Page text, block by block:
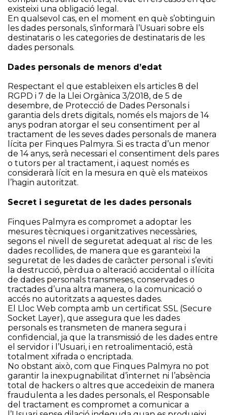
existeixi una obligació legal.
En qualsevol cas, en el moment en què s’obtinguin
les dades personals, s’informarà l’Usuari sobre els
destinataris o les categories de destinataris de les
dades personals.
Dades personals de menors d’edat
Respectant el que estableixen els articles 8 del
RGPD i 7 de la Llei Orgànica 3/2018, de 5 de
desembre, de Protecció de Dades Personals i
garantia dels drets digitals, només els majors de 14
anys podran atorgar el seu consentiment per al
tractament de les seves dades personals de manera
lícita per Finques Palmyra. Si es tracta d’un menor
de 14 anys, serà necessari el consentiment dels pares
o tutors per al tractament, i aquest només es
considerarà lícit en la mesura en què els mateixos
l’hagin autoritzat.
Secret i seguretat de les dades personals
Finques Palmyra es compromet a adoptar les
mesures tècniques i organitzatives necessàries,
segons el nivell de seguretat adequat al risc de les
dades recollides, de manera que es garanteixi la
seguretat de les dades de caràcter personal i s’eviti
la destrucció, pèrdua o alteració accidental o il·lícita
de dades personals transmeses, conservades o
tractades d’una altra manera, o la comunicació o
accés no autoritzats a aquestes dades.
El Lloc Web compta amb un certificat SSL (Secure
Socket Layer), que assegura que les dades
personals es transmeten de manera segura i
confidencial, ja que la transmissió de les dades entre
el servidor i l’Usuari, i en retroalimentació, està
totalment xifrada o encriptada.
No obstant això, com que Finques Palmyra no pot
garantir la inexpugnabilitat d’internet ni l’absència
total de hackers o altres que accedeixin de manera
fraudulenta a les dades personals, el Responsable
del tractament es compromet a comunicar a